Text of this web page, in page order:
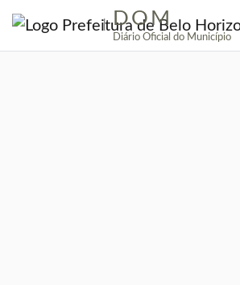
| DOM
Diário Oficial do Município